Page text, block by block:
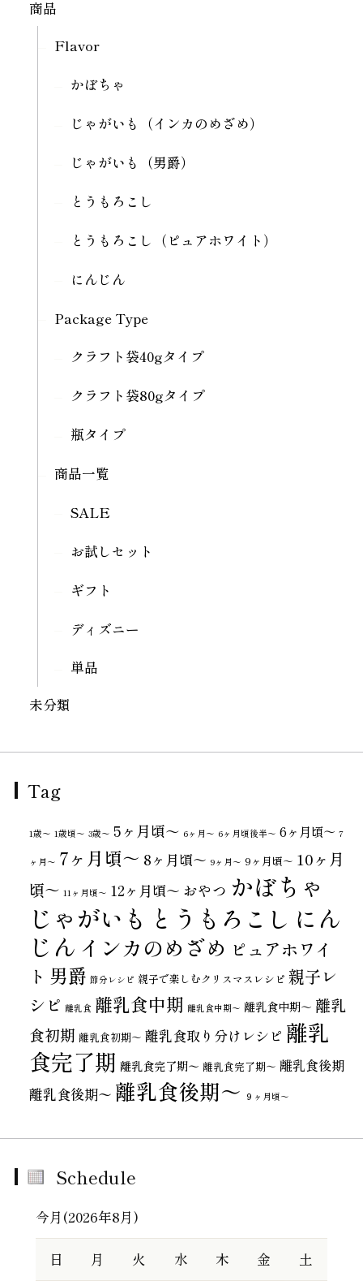
商品
Flavor
かぼちゃ
じゃがいも（インカのめざめ）
じゃがいも（男爵）
とうもろこし
とうもろこし（ピュアホワイト）
にんじん
Package Type
クラフト袋40gタイプ
クラフト袋80gタイプ
瓶タイプ
商品一覧
SALE
お試しセット
ギフト
ディズニー
単品
未分類
Tag
1歳〜 1歳頃～ 3歳〜 5ヶ月頃～ 6ヶ月〜 6ヶ月頃後半～ 6ヶ月頃～ 7
ヶ月〜 7ヶ月頃～ 8ヶ月頃～ 9ヶ月〜 9ヶ月頃～ 10ヶ月
頃～ 11ヶ月頃～ 12ヶ月頃～ おやつ かぼちゃ
じゃがいも とうもろこし にん
じん インカのめざめ ピュアホワイ
ト 男爵 節分レシピ 親子で楽しむクリスマスレシピ 親子レ
シピ 離乳食 離乳食中期 離乳食中期〜 離乳食中期～ 離乳
食初期 離乳食初期～ 離乳食取り分けレシピ 離乳
食完了期 離乳食完了期〜 離乳食完了期～ 離乳食後期
離乳食後期〜 離乳食後期～ ９ヶ月頃～
Schedule
今月(2026年8月)
日 月 火 水 木 金 土